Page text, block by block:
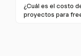
asegurar su
gestión de
presupuesto,
Los freelancers
marcos como la
¿Cuál es el costo
proyectos para